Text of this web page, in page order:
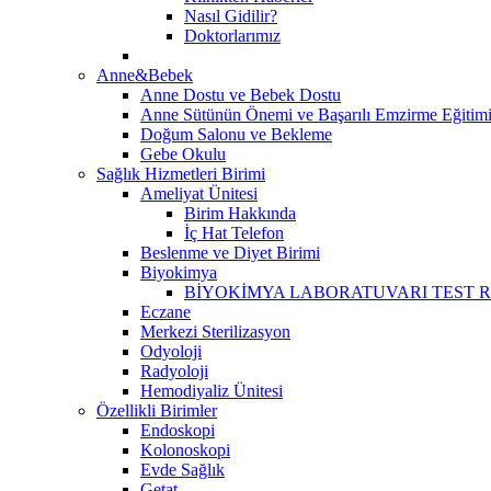
Nasıl Gidilir?
Doktorlarımız
Anne&Bebek
Anne Dostu ve Bebek Dostu
Anne Sütünün Önemi ve Başarılı Emzirme Eğitimi
Doğum Salonu ve Bekleme
Gebe Okulu
Sağlık Hizmetleri Birimi
Ameliyat Ünitesi
Birim Hakkında
İç Hat Telefon
Beslenme ve Diyet Birimi
Biyokimya
BİYOKİMYA LABORATUVARI TEST
Eczane
Merkezi Sterilizasyon
Odyoloji
Radyoloji
Hemodiyaliz Ünitesi
Özellikli Birimler
Endoskopi
Kolonoskopi
Evde Sağlık